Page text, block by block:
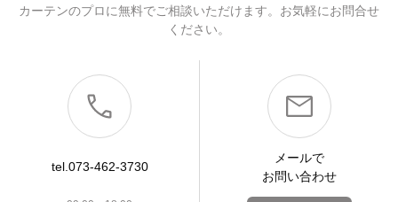
カーテンのプロに無料でご相談いただけます。お気軽にお問合せ
ください。
tel.073-462-3730
メールで
お問い合わせ